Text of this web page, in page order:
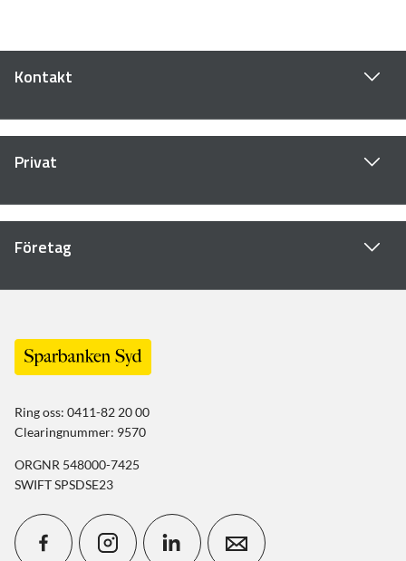
Kontakt
Privat
Företag
Ring oss: 0411-82 20 00
Clearingnummer: 9570
ORGNR 548000-7425
SWIFT SPSDSE23